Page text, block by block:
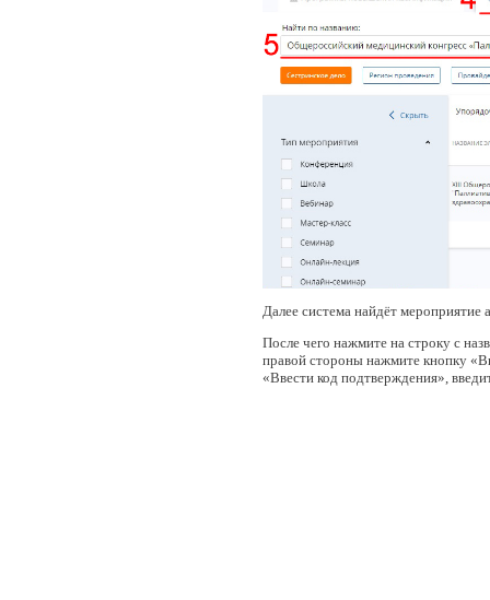
Далее система найдёт мероприятие
После чего нажмите на строку с
правой стороны нажмите кнопку
«Ввести код подтверждения»,